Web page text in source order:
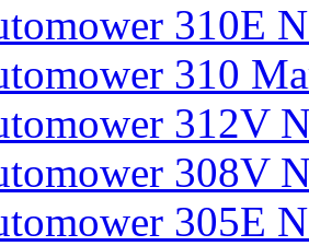
310E
310
312V
308V
305E